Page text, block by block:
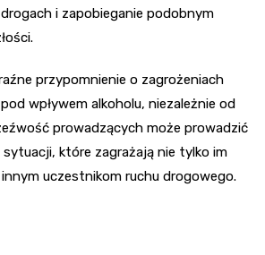
i zapobieganie podobnym
przypomnienie o zagrożeniach
wpływem alkoholu, niezależnie od
prowadzących może prowadzić
które zagrażają nie tylko im
uczestnikom ruchu drogowego.